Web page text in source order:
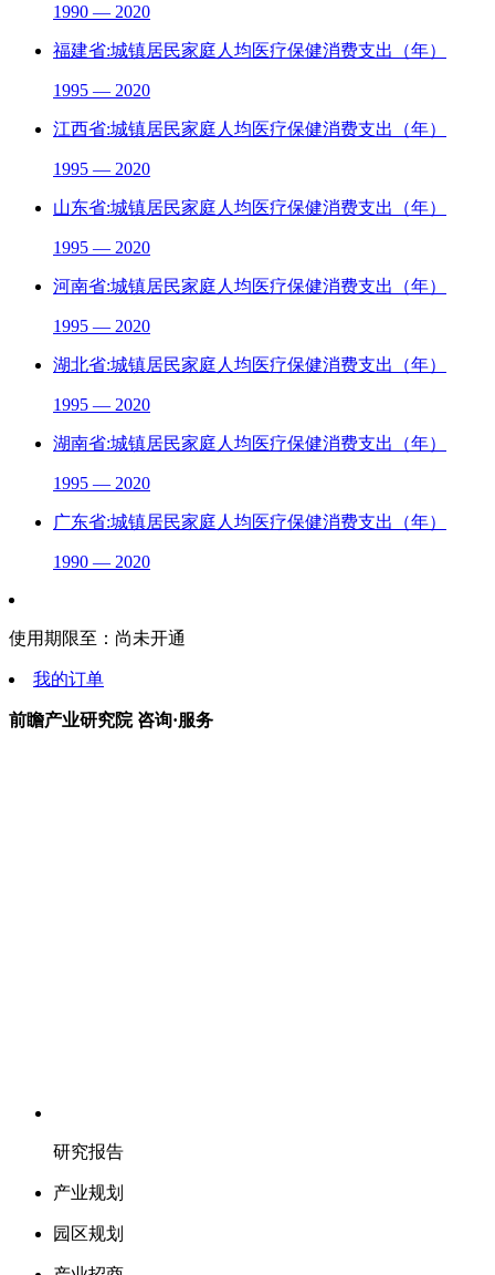
1990 — 2020
福建省:城镇居民家庭人均医疗保健消费支出（年）
1995 — 2020
江西省:城镇居民家庭人均医疗保健消费支出（年）
1995 — 2020
山东省:城镇居民家庭人均医疗保健消费支出（年）
1995 — 2020
河南省:城镇居民家庭人均医疗保健消费支出（年）
1995 — 2020
湖北省:城镇居民家庭人均医疗保健消费支出（年）
1995 — 2020
湖南省:城镇居民家庭人均医疗保健消费支出（年）
1995 — 2020
广东省:城镇居民家庭人均医疗保健消费支出（年）
1990 — 2020
使用期限至： 尚未开通
我的订单
前瞻产业研究院 咨询·服务
研究报告
产业规划
园区规划